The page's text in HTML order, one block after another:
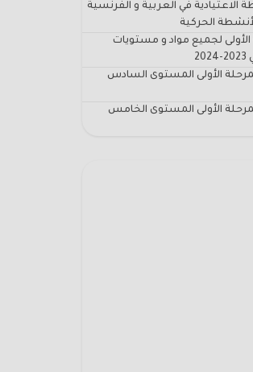
الاعتيادية في العربية و الفرنسية
الحركية
لجميع مواد و مستويات
الأولى المستوى السادس
الأولى المستوى الخامس